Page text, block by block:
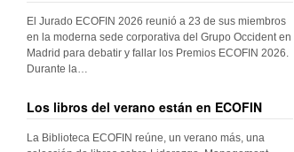
El Jurado ECOFIN 2026 reunió a 23 de sus miembros
en la moderna sede corporativa del Grupo Occident en
Madrid para debatir y fallar los Premios ECOFIN 2026.
Durante la…
Los libros del verano están en ECOFIN
La Biblioteca ECOFIN reúne, un verano más, una